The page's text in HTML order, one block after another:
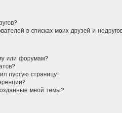
в списках моих друзей и
или форумам?
пустую страницу!
мной темы?